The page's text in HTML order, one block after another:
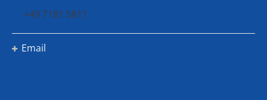
+49 7181 5811
Email